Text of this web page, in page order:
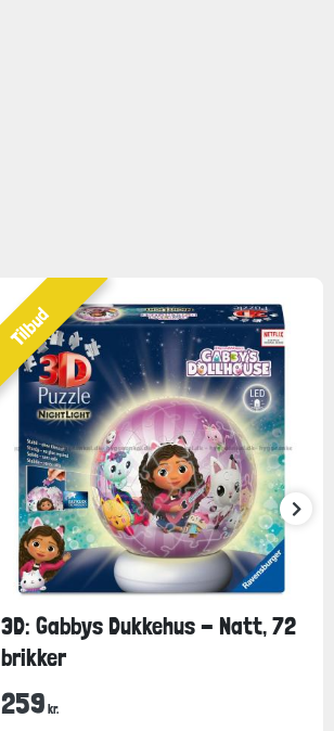
Tilbud
3D: Gabbys Dukkehus - Natt, 72
brikker
259 kr.